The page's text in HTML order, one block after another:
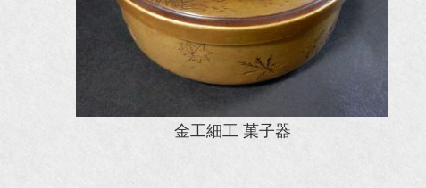
金工細工 菓子器